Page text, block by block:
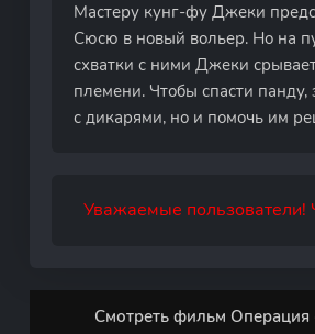
Мастеру кунг-фу Джеки
Сюсю в новый вольер. Но на
схватки с ними Джеки
племени. Чтобы спасти
с дикарями, но и помочь им
Уважаемые пользователи!
Смотреть фильм Операция